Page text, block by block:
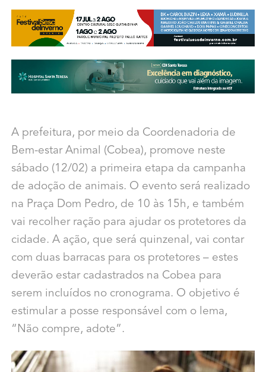
A prefeitura, por meio da Coordenadoria de
Bem-estar Animal (Cobea), promove neste
sábado (12/02) a primeira etapa da campanha
de adoção de animais. O evento será realizado
na Praça Dom Pedro, de 10 às 15h, e também
vai recolher ração para ajudar os protetores da
cidade. A ação, que será quinzenal, vai contar
com duas barracas para os protetores – estes
deverão estar cadastrados na Cobea para
serem incluídos no cronograma. O objetivo é
estimular a posse responsável com o lema,
“Não compre, adote”.